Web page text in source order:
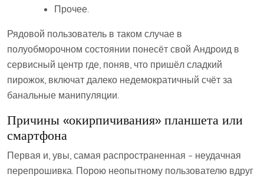
Прочее.
Рядовой пользователь в таком случае в
полуобморочном состоянии понесёт свой Андроид в
сервисный центр где, поняв, что пришёл сладкий
пирожок, включат далеко недемократичный счёт за
банальные манипуляции.
Причины «окирпичивания» планшета или
смартфона
Первая и, увы, самая распространенная – неудачная
перепрошивка. Порою неопытному пользователю вдруг